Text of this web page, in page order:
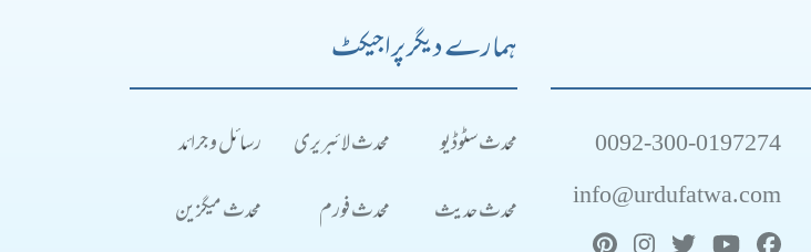
0092-300-0197274
info@urdufatwa.com
ہمارے دیگر پراجیکٹ
محدث سٹوڈیو محدث لائبریری
رسائل و جرائد
محدث حدیث
محدث فورم محدث میگزین